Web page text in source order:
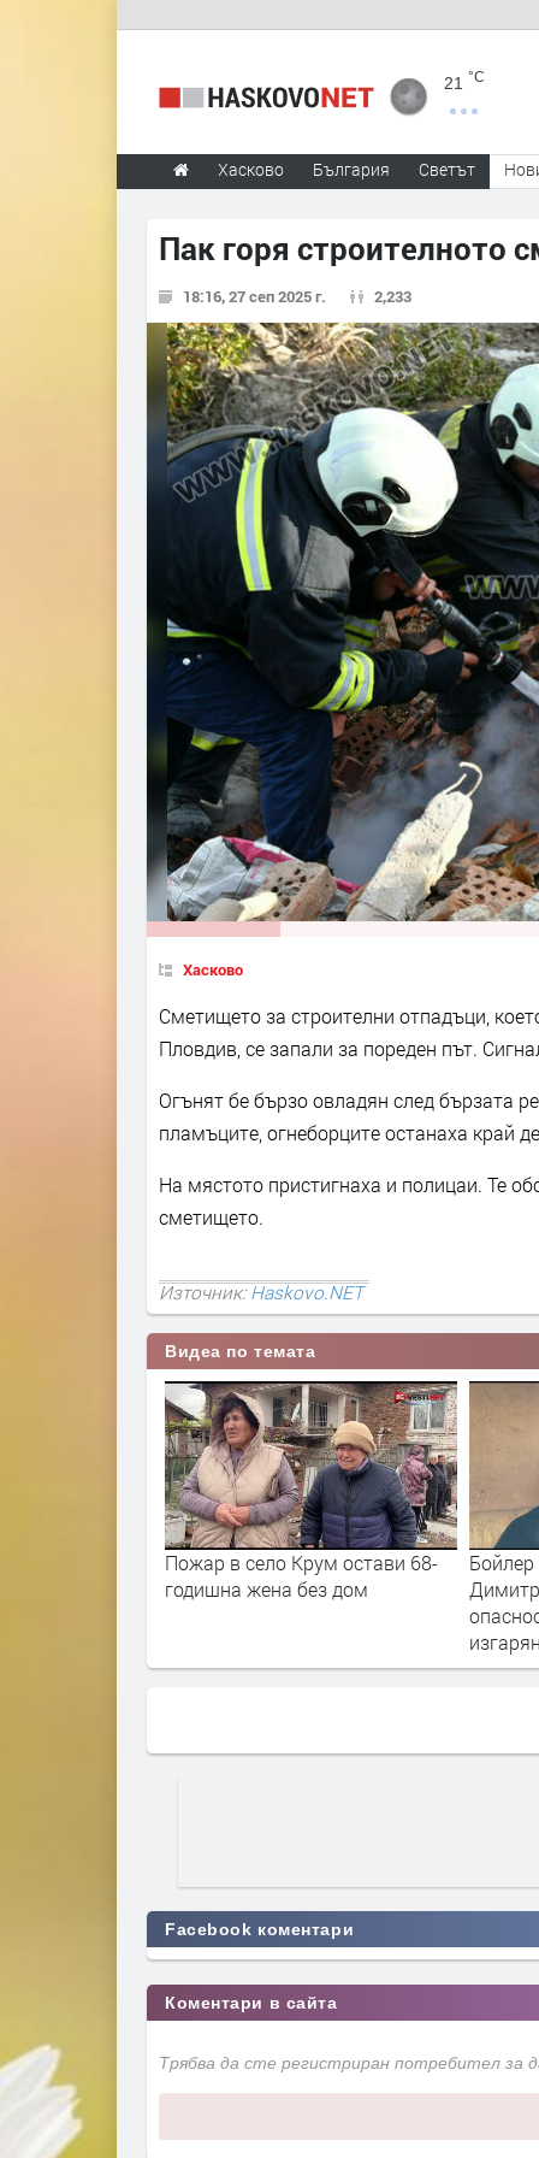
21 °C
Хасково България Светът
Пак горя строителното
18:16, 27 сеп 2025 г. 2,233
Хасково
Сметището за строителни отпадъци,
Пловдив, се запали за пореден път.
Огънят бе бързо овладян след бързата
пламъците, огнеборците останаха край
На мястото пристигнаха и полицаи. Те
сметището.
Източник:Haskovo.NET
Видеа по темата
Бойлер подпали апартамент в
Димитровград, мъж е с
33-
за
Facebook коментари
Коментари в сайта
Трябва да сте регистриран потребител